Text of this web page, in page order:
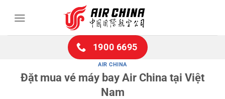
1900 6695
AIR CHINA
Đặt mua vé máy bay Air China tại Việt
Nam